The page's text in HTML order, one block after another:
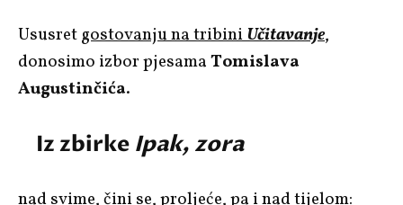
Ususretgostovanju na tribiniUčitavanje,
donosimo izbor pjesamaTomislava
Augustinčića.
Iz zbirke Ipak, zora
nad svime, čini se, proljeće, pa i nad tijelom: